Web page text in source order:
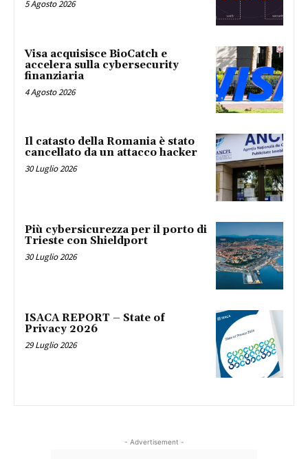
5 Agosto 2026
Visa acquisisce BioCatch e
accelera sulla cybersecurity
finanziaria
4 Agosto 2026
Il catasto della Romania è stato
cancellato da un attacco hacker
30 Luglio 2026
Più cybersicurezza per il porto di
Trieste con Shieldport
30 Luglio 2026
ISACA REPORT – State of
Privacy 2026
29 Luglio 2026
- Advertisement -